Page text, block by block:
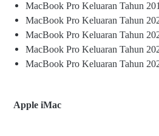
MacBook Pro Keluaran Tahun
MacBook Pro Keluaran Tahun
MacBook Pro Keluaran Tahun
MacBook Pro Keluaran Tahun
MacBook Pro Keluaran Tahun
Apple iMac